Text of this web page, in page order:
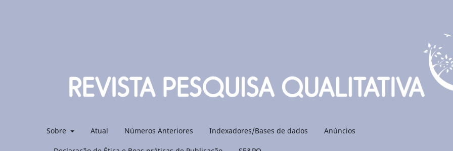
Sobre Atual Números Anteriores Indexadores/Bases de dados Anúncios